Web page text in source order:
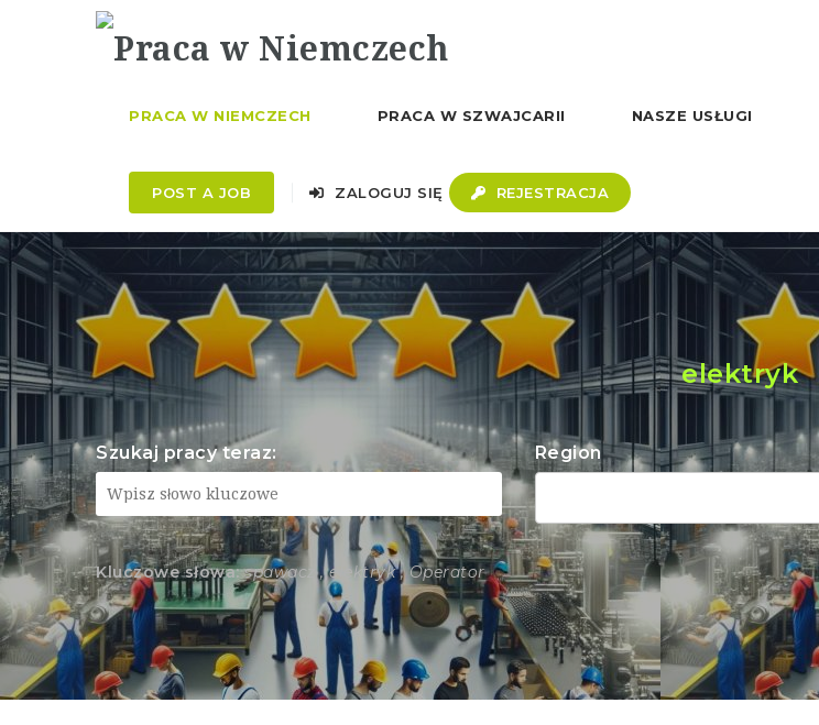
PRACA W NIEMCZECH PRACA W SZWAJCARII NASZE USŁUGI
POST A JOB ZALOGUJ SIĘ REJESTRACJA
elektryk
Szukaj pracy teraz: Region
Kluczowe słowa: spawacz , elektryk , Operator